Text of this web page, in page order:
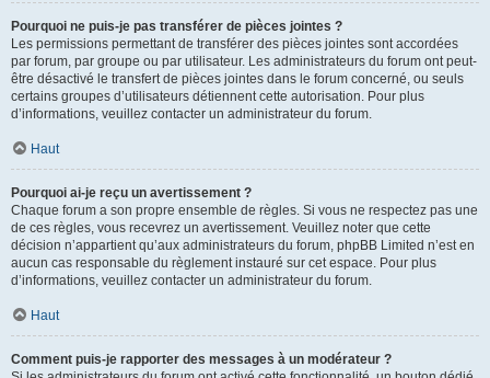
Pourquoi ne puis-je pas transférer de pièces jointes ?
Les permissions permettant de transférer des pièces jointes sont accordées
par forum, par groupe ou par utilisateur. Les administrateurs du forum ont peut-
être désactivé le transfert de pièces jointes dans le forum concerné, ou seuls
certains groupes d’utilisateurs détiennent cette autorisation. Pour plus
d’informations, veuillez contacter un administrateur du forum.
Haut
Pourquoi ai-je reçu un avertissement ?
Chaque forum a son propre ensemble de règles. Si vous ne respectez pas une
de ces règles, vous recevrez un avertissement. Veuillez noter que cette
décision n’appartient qu’aux administrateurs du forum, phpBB Limited n’est en
aucun cas responsable du règlement instauré sur cet espace. Pour plus
d’informations, veuillez contacter un administrateur du forum.
Haut
Comment puis-je rapporter des messages à un modérateur ?